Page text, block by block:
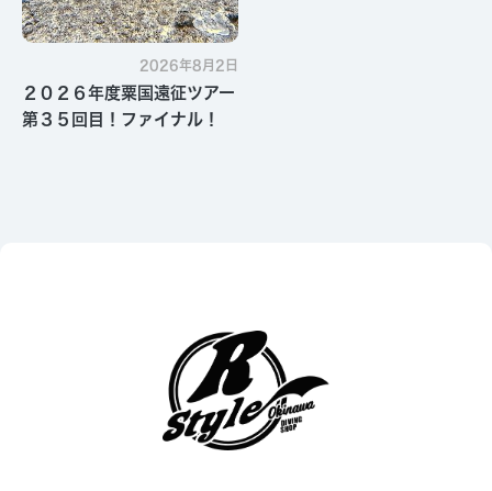
2026年8月2日
２０２６年度粟国遠征ツアー
第３５回目！ファイナル！